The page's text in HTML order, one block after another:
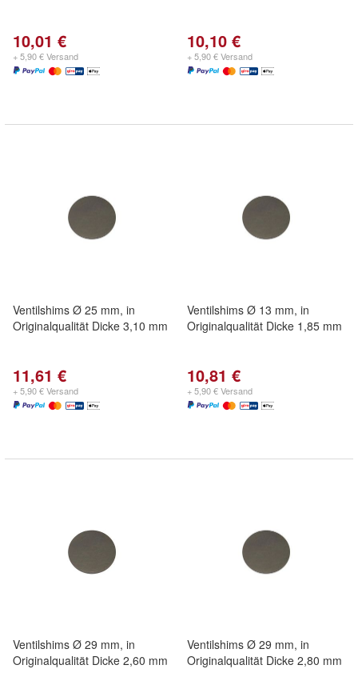
10,01 €
+ 5,90 € Versand
10,10 €
+ 5,90 € Versand
Ventilshims Ø 25 mm, in
Originalqualität Dicke 3,10 mm
11,61 €
+ 5,90 € Versand
Ventilshims Ø 13 mm, in
Originalqualität Dicke 1,85 mm
10,81 €
+ 5,90 € Versand
Ventilshims Ø 29 mm, in
Originalqualität Dicke 2,60 mm
Ventilshims Ø 29 mm, in
Originalqualität Dicke 2,80 mm